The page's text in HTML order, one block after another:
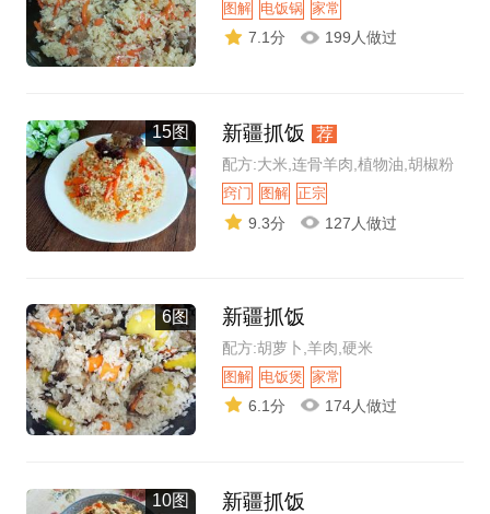
图解 电饭锅 家常
7.1分 199人做过
15图 新疆抓饭 荐
配方:大米,连骨羊肉,植物油,胡椒粉
窍门 图解 正宗
9.3分 127人做过
6图 新疆抓饭
配方:胡萝卜,羊肉,硬米
图解 电饭煲 家常
6.1分 174人做过
10图 新疆抓饭